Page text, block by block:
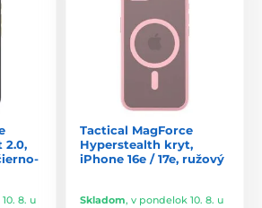
2.0,
8. u
Tactical MagForce
Hyperstealth kryt,
iPhone 16e / 17e, ružový
Skladom, v pondelok 10. 8. u